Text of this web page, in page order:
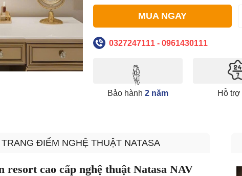
MUA NGAY
0327247111 - 0961430111
Bảo hành 2 năm Hỗ trợ
ĐIỂM NGHỆ THUẬT NATASA
cao cấp nghệ thuật Natasa NAV